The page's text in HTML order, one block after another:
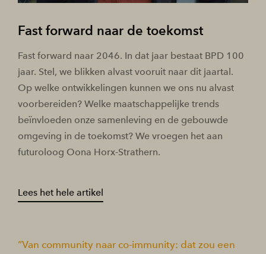
Fast forward naar de toekomst
Fast forward naar 2046. In dat jaar bestaat BPD 100
jaar. Stel, we blikken alvast vooruit naar dit jaartal.
Op welke ontwikkelingen kunnen we ons nu alvast
voorbereiden? Welke maatschappelijke trends
beïnvloeden onze samenleving en de gebouwde
omgeving in de toekomst? We vroegen het aan
futuroloog Oona Horx-Strathern.
Lees het hele artikel
Van community naar co-immunity: dat zou een